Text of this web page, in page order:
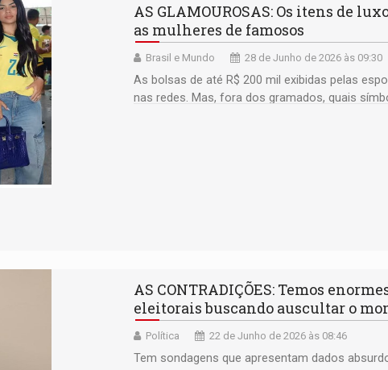
AS GLAMOUROSAS: Os itens de
as mulheres de famosos
Brasil e Mundo 28 de Junho de 2026 às 09:30
As bolsas de até R$ 200 mil exibidas pelas
nas redes. Mas, fora dos gramados, quais
AS CONTRADIÇÕES: Temos
eleitorais buscando auscultar o
Política 22 de Junho de 2026 às 08:46
Tem sondagens que apresentam dados